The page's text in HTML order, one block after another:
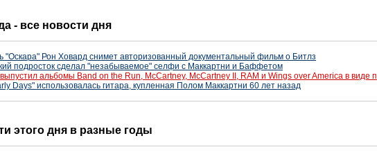
- все новости дня
"Оскара" Рон Ховард снимет авторизованный документальный фильм о Битлз
подросток сделал "незабываемое" селфи с Маккартни и Баффетом
альбомы Band on the Run, McCartney, McCartney II, RAM и Wings over America в виде
Days" использовалась гитара, купленная Полом Маккартни 60 лет назад
этого дня в разные годы